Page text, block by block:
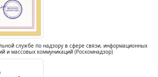
службе по надзору в сфере связи, информационных
и массовых коммуникаций (Роскомнадзор)